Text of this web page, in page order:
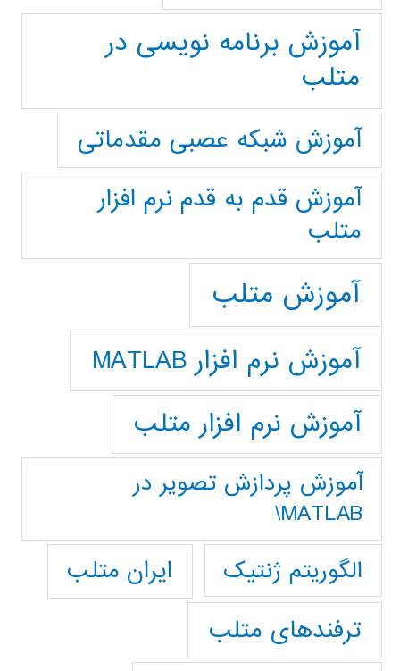
آموزش برنامه نویسی در
متلب
آموزش شبکه عصبی مقدماتی
آموزش قدم به قدم نرم افزار
متلب
آموزش متلب
آموزش نرم افزار MATLAB
آموزش نرم افزار متلب
آموزش پردازش تصوير در
MATLAB\
الگوریتم ژنتیک
ایران متلب
ترفندهای متلب